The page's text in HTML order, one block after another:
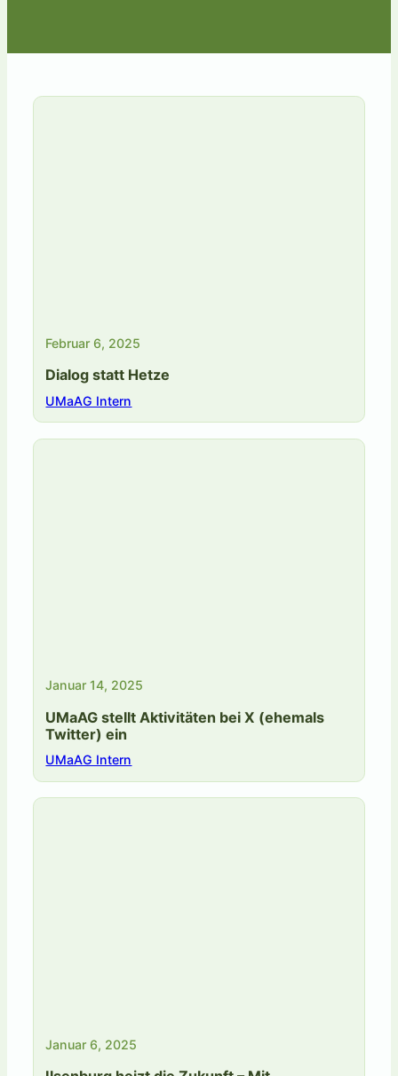
Februar 6, 2025
Dialog statt Hetze
UMaAG Intern
Januar 14, 2025
UMaAG stellt Aktivitäten bei X (ehemals
Twitter) ein
UMaAG Intern
Januar 6, 2025